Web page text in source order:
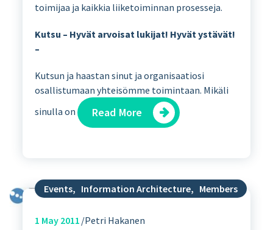
toimijaa ja kaikkia liiketoiminnan prosesseja.
Kutsu – Hyvät arvoisat lukijat! Hyvät ystävät!
–
Kutsun ja haastan sinut ja organisaatiosi
osallistumaan yhteisömme toimintaan. Mikäli
sinulla on
Read More
Events, Information Architecture, Members
1 May 2011 Petri Hakanen